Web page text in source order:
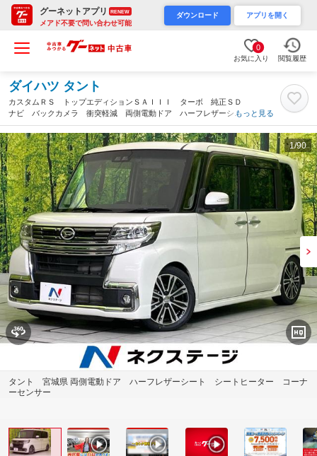
グーネットアプリ RENEW
メアド不要で問い合わせ可能
ダウンロード アプリを開く
0
お気に入り 閲覧履歴
ダイハツ タント
カスタムＲＳ トップエディションＳＡＩＩＩ ターボ 純正ＳＤ
ナビ バックカメラ 衝突軽減 両側電動ドア ハーフレザーシー
ト シートヒーター コーナーセンサー スマートキー ＬＥＤヘ
ッド オートハイビーム 純正１５インチアルミ 横滑り防止装置
（宮城県）
もっと見る
1/90
タント 宮城県 両側電動ドア ハーフレザーシート シートヒーター コーナ
ーセンサー